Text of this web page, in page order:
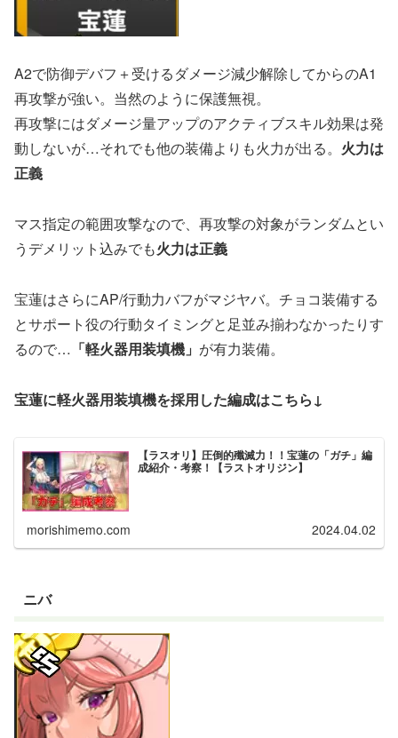
A2で防御デバフ＋受けるダメージ減少解除してからのA1
再攻撃が強い。当然のように保護無視。
再攻撃にはダメージ量アップのアクティブスキル効果は発
動しないが…それでも他の装備よりも火力が出る。 火力は
正義
マス指定の範囲攻撃なので、再攻撃の対象がランダムとい
うデメリット込みでも火力は正義
宝蓮はさらにAP/行動力バフがマジヤバ。チョコ装備する
とサポート役の行動タイミングと足並み揃わなかったりす
るので… 「軽火器用装填機」 が有力装備。
宝蓮に軽火器用装填機を採用した編成はこちら↓
【ラスオリ】圧倒的殲滅力！！宝蓮の「ガチ」編
成紹介・考察！【ラストオリジン】
morishimemo.com 2024.04.02
ニバ